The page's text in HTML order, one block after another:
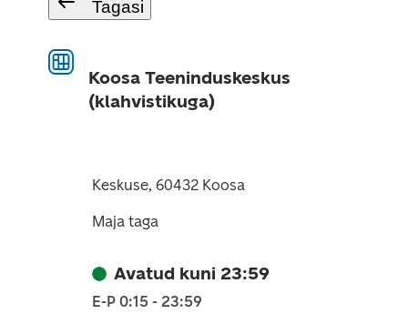
Tagasi
Koosa Teeninduskeskus
(klahvistikuga)
Keskuse, 60432 Koosa
Maja taga
Avatud kuni 23:59
E-P 0:15 - 23:59